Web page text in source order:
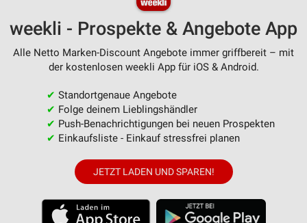
weekli - Prospekte & Angebote App
Alle Netto Marken-Discount Angebote immer griffbereit – mit
der kostenlosen weekli App für iOS & Android.
✔ Standortgenaue Angebote
✔ Folge deinem Lieblingshändler
✔ Push-Benachrichtigungen bei neuen Prospekten
✔ Einkaufsliste - Einkauf stressfrei planen
JETZT LADEN UND SPAREN!